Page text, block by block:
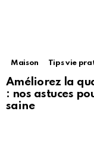
Maison Tips vie
Améliorez la
: nos astuces
saine